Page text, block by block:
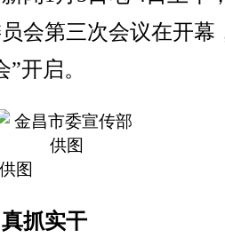
会第三次会议在开幕
开启。
图
抓实干